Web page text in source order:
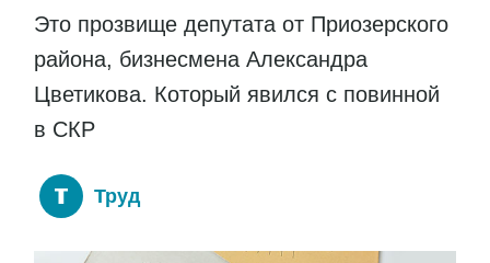
Это прозвище депутата от Приозерского
района, бизнесмена Александра
Цветикова. Который явился с повинной
в СКР
Труд